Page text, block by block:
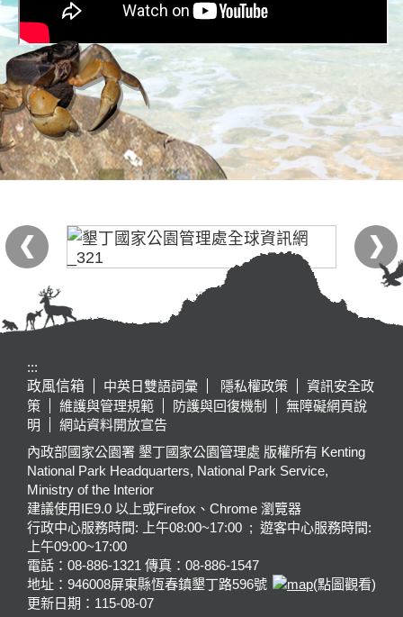
:::
政風信箱
中英日雙語詞彙 隱私權政策
資訊安全政
策
維護與管理規範 防護與回復機制
無障礙網頁說
明
網站資料開放宣告
內政部國家公園署 墾丁國家公園管理處 版權所有 Kenting
National Park Headquarters, National Park Service,
Ministry of the Interior
建議使用IE9.0 以上或Firefox、Chrome 瀏覽器
行政中心服務時間: 上午08:00~17:00 ; 遊客中心服務時間:
上午09:00~17:00
電話：08-886-1321 傳真：08-886-1547
地址：946008屏東縣恆春鎮墾丁路596號
(點圖觀看)
更新日期： 115-08-07